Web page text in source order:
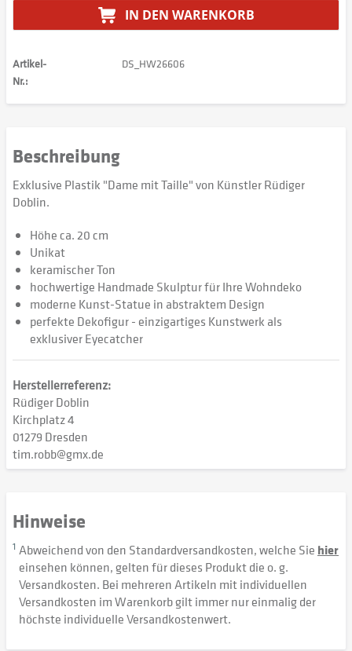
IN DEN WARENKORB
Artikel-
Nr.:
DS_HW26606
Beschreibung
Exklusive Plastik "Dame mit Taille" von Künstler Rüdiger
Doblin.
Höhe ca. 20 cm
Unikat
keramischer Ton
hochwertige Handmade Skulptur für Ihre Wohndeko
moderne Kunst-Statue in abstraktem Design
perfekte Dekofigur - einzigartiges Kunstwerk als
exklusiver Eyecatcher
Herstellerreferenz:
Rüdiger Doblin
Kirchplatz 4
01279 Dresden
tim.robb@gmx.de
Hinweise
1 Abweichend von den Standardversandkosten, welche Sie hier
einsehen können, gelten für dieses Produkt die o. g.
Versandkosten. Bei mehreren Artikeln mit individuellen
Versandkosten im Warenkorb gilt immer nur einmalig der
höchste individuelle Versandkostenwert.